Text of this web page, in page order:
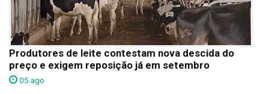
Produtores de leite contestam nova descida do
preço e exigem reposição já em setembro
05 ago